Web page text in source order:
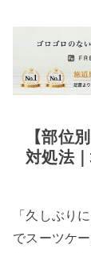
泊数か
価格
【部位
対処法
「久しぶり
でスーツケ